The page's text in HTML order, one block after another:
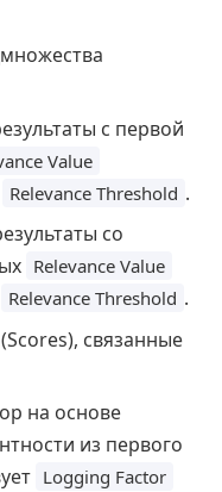
с первой
Value
Relevance Threshold .
со
Relevance Value
Relevance Threshold .
связанные
на основе
из первого
Logging Factor